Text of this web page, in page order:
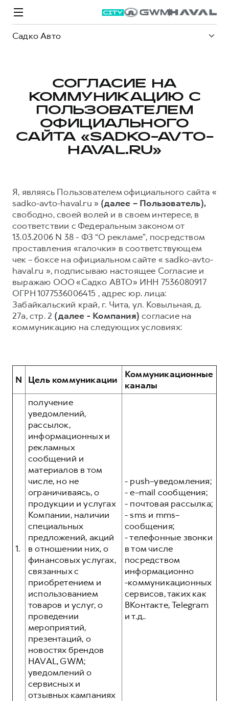
Садко Авто
Модели
M6
от 2 049 000 ₽
JOLION
от 2 049 000 ₽
DARGO
от 3 199 000 ₽
DARGO X
от 3 499 000 ₽
от 3 449 000 ₽
Покупателям
ВЫБОР И ПОКУПКА
Аксессуары HAVAL
Каталоги и прайс-листы
Программа «HAVAL Защита+»
Тест-драйв
Трейд-ин
КРЕДИТ И СТРАХОВАНИЕ
Кредитный калькулятор
Страхование
КОРПОРАТИВНЫМ КЛИЕНТАМ
Для малого бизнеса
Корпоративным клиентам
Крупным корпоративным клиентам
Система управления автопарком
Сервис для корпоративных клиентов
HAVAL Лизинг
АКСЕССУАРЫ HAVAL
Автомобильные аксессуары
Коллекция CITY
Коллекция Базовая
Коллекция Детская
Владельцам
Моторное масло
Стоимость ТО
СЕРВИСНОЕ ОБСЛУЖИВАНИЕ
Нулевое ТО
Программа «Помощь на дороге»
Регламенты технического обслуживания
Электронный ПТС
Гарантия HAVAL
Мобильное приложение GWM
Программа «HAVAL Защита+»
Руководства по эксплуатации
Подписки
АКСЕССУАРЫ HAVAL
Автомобильные аксессуары
Коллекция CITY
Коллекция Базовая
Коллекция Детская
Спецпредложения
СПЕЦПРЕДЛОЖЕНИЯ
О дилере
БРЕНД HAVAL
О GWM
ИНФОРМАЦИЯ О ДИЛЕРЕ
О дилере
Наша команда
Контакты
СОГЛАСИЕ НА
КОММУНИКАЦИЮ С
ПОЛЬЗОВАТЕЛЕМ
ОФИЦИАЛЬНОГО
САЙТА «SADKO-AVTO-
HAVAL.RU»
Я, являясь Пользователем официального сайта «
sadko-avto-haval.ru » (далее – Пользователь),
свободно, своей волей и в своем интересе, в
соответствии с Федеральным законом от
13.03.2006 N 38 - ФЗ “О рекламе”, посредством
проставления «галочки» в соответствующем
чек – боксе на официальном сайте « sadko-avto-
haval.ru », подписываю настоящее Согласие и
выражаю ООО «Садко АВТО» ИНН 7536080917
ОГРН 1077536006415 , адрес юр. лица:
Забайкальский край, г. Чита, ул. Ковыльная, д.
27а, стр. 2 (далее - Компания) согласие на
коммуникацию на следующих условиях:
N Цель коммуникации
Коммуникационные
каналы
1.
получение
уведомлений,
рассылок,
информационных и
рекламных
сообщений и
материалов в том
числе, но не
ограничиваясь, о
продукции и услугах
Компании, наличии
специальных
предложений, акций
в отношении них, о
финансовых услугах,
связанных с
приобретением и
использованием
товаров и услуг, о
проведении
мероприятий,
презентаций, о
новостях брендов
HAVAL, GWM;
уведомлений о
сервисных и
отзывных кампаниях
- push–уведомления;
- e–mail сообщения;
- почтовая рассылка;
- sms и mms–
сообщения;
- телефонные звонки
в том числе
посредством
информационно
-коммуникационных
сервисов, таких как
ВКонтакте, Telegram
и т.д..